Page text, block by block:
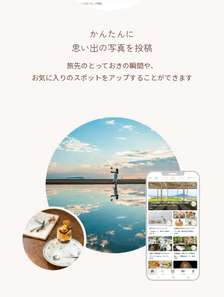
かんたんに
思い出の写真を投稿
旅先のとっておきの瞬間や、
お気に入りのスポットをアップすることができます